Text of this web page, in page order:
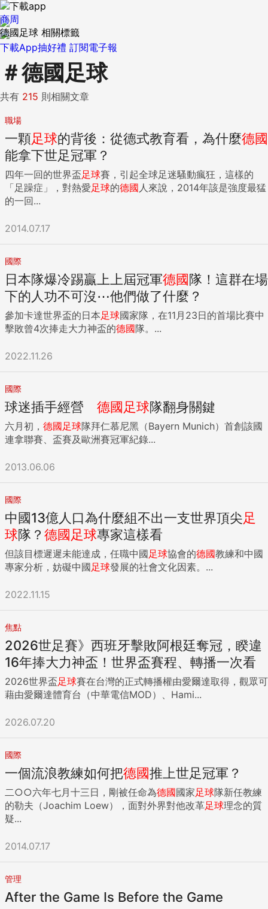
下載App抽好禮 訂閱電子報
商周
德國足球 相關標籤
＃德國足球
共有 215 則相關文章
職場
一顆足球的背後：從德式教育看，為什麼德國
能拿下世足冠軍？
四年一回的世界盃足球賽，引起全球足迷騷動瘋狂，這樣的
「足躁症」，對熱愛足球的德國 人來說，2014年該是強度最猛
的一回...
2014.07.17
國際
日本隊爆冷踢贏上上屆冠軍德國隊！這群在場
下的人功不可沒⋯他們做了什麼？
參加卡達世界盃的日本足球國家隊，在11月23日的首場比賽中
擊敗曾4次捧走大力神盃的德國隊。...
2022.11.26
國際
球迷插手經營 德國足球隊翻身關鍵
六月初， 德國足球隊拜仁慕尼黑（Bayern Munich）首創該國
連拿聯賽、盃賽及歐洲賽冠軍紀錄...
2013.06.06
國際
中國13億人口為什麼組不出一支世界頂尖足
球隊？ 德國足球專家這樣看
但該目標遲遲未能達成，任職中國足球協會的德國教練和中國
專家分析，妨礙中國足球發展的社會文化因素。...
2022.11.15
焦點
2026世足賽》西班牙擊敗阿根廷奪冠，睽違
16年捧大力神盃！世界盃賽程、轉播一次看
2026世界盃足球賽在台灣的正式轉播權由愛爾達取得，觀眾可
藉由愛爾達體育台（中華電信MOD）、Hami...
2026.07.20
國際
一個流浪教練如何把德國推上世足冠軍？
二○○六年七月十三日，剛被任命為德國國家足球隊新任教練
的勒夫（Joachim Loew），面對外界對他改革足球理念的質
疑...
2014.07.17
管理
After the Game Is Before the Game